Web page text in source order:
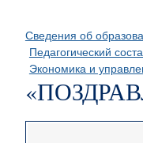
Сведения об
Педагогический
Экономика и